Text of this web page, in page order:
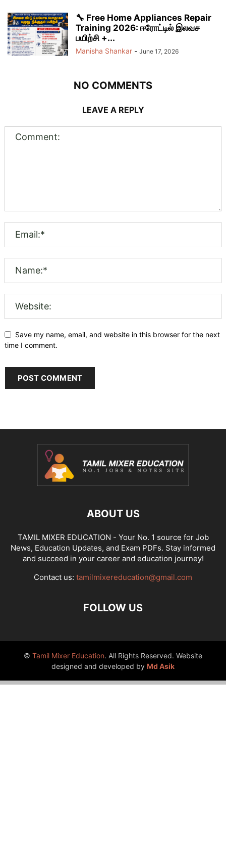
🔧 Free Home Appliances Repair
Training 2026: ஈரோட்டில் இலவச
பயிற்சி +...
Manisha Shankar - June 17, 2026
NO COMMENTS
LEAVE A REPLY
Save my name, email, and website in this browser for the next
time I comment.
ABOUT US
TAMIL MIXER EDUCATION - Your No. 1 source for Job
News, Education Updates, and Exam PDFs. Stay informed
and succeed in your career and education journey!
Contact us: tamilmixereducation@gmail.com
FOLLOW US
© Tamil Mixer Education. All Rights Reserved. Website
designed and developed by Md Asik